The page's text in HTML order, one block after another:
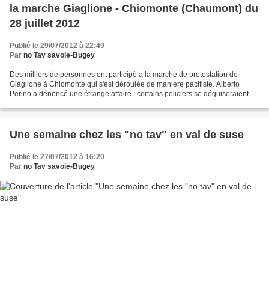
la marche Giaglione - Chiomonte (Chaumont) du
28 juillet 2012
Publié le 29/07/2012 à 22:49
Par no Tav savoie-Bugey
Des milliers de personnes ont participé à la marche de protestation de
Giaglione à Chiomonte qui s'est déroulée de manière pacifiste. Alberto
Perino a dénoncé une étrange affaire : certains policiers se déguiseraient en
Une semaine chez les "no tav" en val de suse
Publié le 27/07/2012 à 16:20
Par no Tav savoie-Bugey